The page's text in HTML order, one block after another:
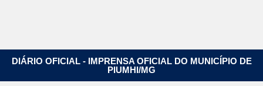
DIÁRIO OFICIAL - IMPRENSA OFICIAL DO MUNICÍPIO DE
PIUMHI/MG